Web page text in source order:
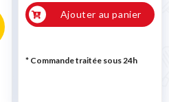
Ajouter au panier
* Commande traitée sous 24h